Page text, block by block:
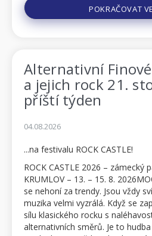
POKRAČOVAT
Alternativní Finové
a jejich rock 21.
příští týden
04.08.2026
...na festivalu ROCK CASTLE!
ROCK CASTLE 2026 – zámecký
KRUMLOV – 13. – 15. 8.
se nehoní za trendy. Jsou vždy
muzika velmi vyzrálá. Když se
sílu klasického rocku s
alternativních směrů. Je to